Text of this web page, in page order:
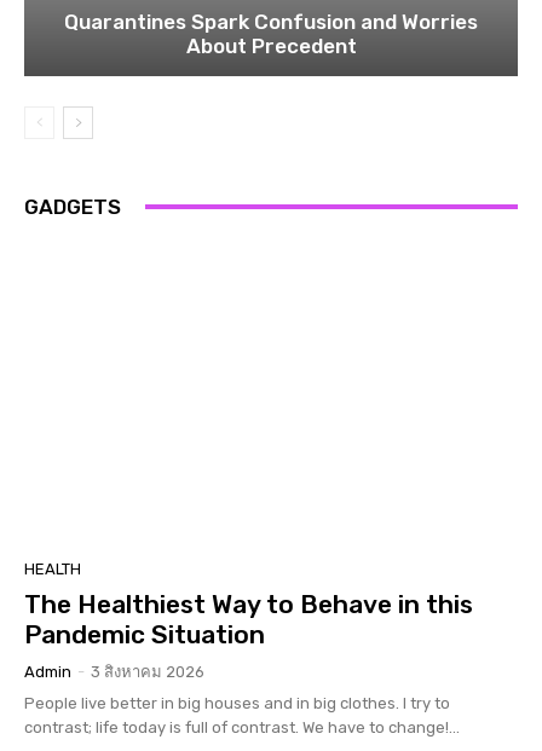
Quarantines Spark Confusion and Worries
About Precedent
GADGETS
HEALTH
The Healthiest Way to Behave in this
Pandemic Situation
Admin - 3 สิงหาคม 2026
People live better in big houses and in big clothes. I try to
contrast; life today is full of contrast. We have to change!...